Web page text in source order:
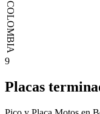
COLOMBIA
9
Placas